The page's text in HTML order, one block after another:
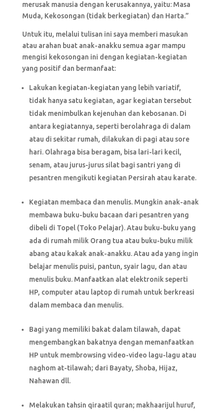
merusak manusia dengan kerusakannya, yaitu: Masa
Muda, Kekosongan (tidak berkegiatan) dan Harta.”
Untuk itu, melalui tulisan ini saya memberi masukan
atau arahan buat anak-anakku semua agar mampu
mengisi kekosongan ini dengan kegiatan-kegiatan
yang positif dan bermanfaat:
Lakukan kegiatan-kegiatan yang lebih variatif,
tidak hanya satu kegiatan, agar kegiatan tersebut
tidak menimbulkan kejenuhan dan kebosanan. Di
antara kegiatannya, seperti berolahraga di dalam
atau di sekitar rumah, dilakukan di pagi atau sore
hari. Olahraga bisa beragam, bisa lari-lari kecil,
senam, atau jurus-jurus silat bagi santri yang di
pesantren mengikuti kegiatan Persirah atau karate.
Kegiatan membaca dan menulis. Mungkin anak-anak
membawa buku-buku bacaan dari pesantren yang
dibeli di Topel (Toko Pelajar). Atau buku-buku yang
ada di rumah milik Orang tua atau buku-buku milik
abang atau kakak anak-anakku. Atau ada yang ingin
belajar menulis puisi, pantun, syair lagu, dan atau
menulis buku. Manfaatkan alat elektronik seperti
HP, computer atau laptop di rumah untuk berkreasi
dalam membaca dan menulis.
Bagi yang memiliki bakat dalam tilawah, dapat
mengembangkan bakatnya dengan memanfaatkan
HP untuk membrowsing video-video lagu-lagu atau
naghom at-tilawah; dari Bayaty, Shoba, Hijaz,
Nahawan dll.
Melakukan tahsin qiraatil quran; makhaarijul huruf,